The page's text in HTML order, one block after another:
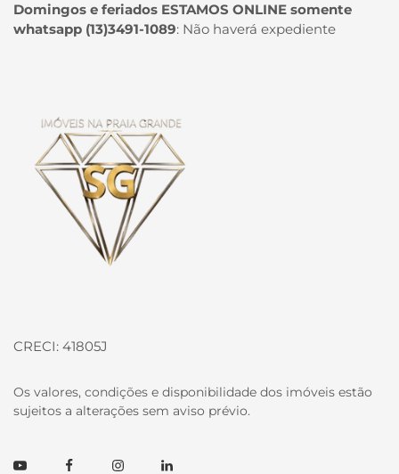
Domingos e feriados ESTAMOS ONLINE somente
whatsapp (13)3491-1089: Não haverá expediente
CRECI: 41805J
Os valores, condições e disponibilidade dos imóveis estão
sujeitos a alterações sem aviso prévio.
YoutubeFacebookInstagramLinkedin